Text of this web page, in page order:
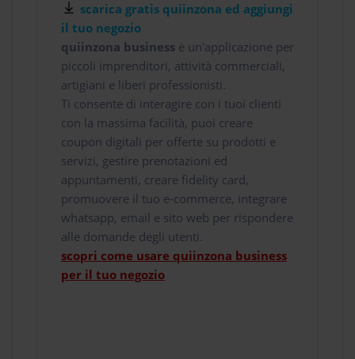
scarica gratis quiinzona ed aggiungi
il tuo negozio
quiinzona business è un'applicazione per
piccoli imprenditori, attività commerciali,
artigiani e liberi professionisti.
Ti consente di interagire con i tuoi clienti
con la massima facilità, puoi creare
coupon digitali per offerte su prodotti e
servizi, gestire prenotazioni ed
appuntamenti, creare fidelity card,
promuovere il tuo e-commerce, integrare
whatsapp, email e sito web per rispondere
alle domande degli utenti.
scopri come usare quiinzona business
per il tuo negozio